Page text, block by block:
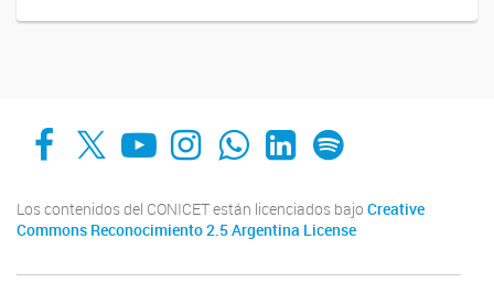
Facebook
X YouTube
Instagram
Whats AppLinkedIn
Spotify
Los contenidos del CONICET están licenciados bajo Creative
Commons Reconocimiento 2.5 Argentina License